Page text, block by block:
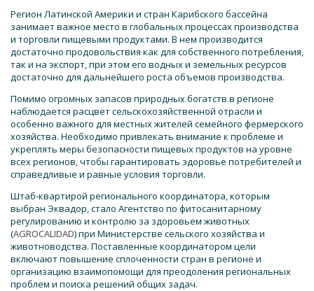
Регион Латинской Америки и стран Карибского бассейна
занимает важное место в глобальных процессах производства
и торговли пищевыми продуктами. В нем производится
достаточно продовольствия как для собственного потребления,
так и на экспорт, при этом его водных и земельных ресурсов
достаточно для дальнейшего роста объемов производства.
Помимо огромных запасов природных богатств в регионе
наблюдается расцвет сельскохозяйственной отрасли и
особенно важного для местных жителей семейного фермерского
хозяйства. Необходимо привлекать внимание к проблеме и
укреплять меры безопасности пищевых продуктов на уровне
всех регионов, чтобы гарантировать здоровье потребителей и
справедливые и равные условия торговли.
Штаб-квартирой регионального координатора, которым
выбран Эквадор, стало Агентство по фитосанитарному
регулированию и контролю за здоровьем животных
(AGROCALIDAD) при Министерстве сельского хозяйства и
животноводства. Поставленные координатором цели
включают повышение сплоченности стран в регионе и
организацию взаимопомощи для преодоления региональных
проблем и поиска решений общих задач.